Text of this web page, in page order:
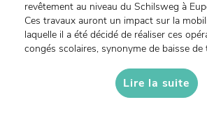
revêtement au niveau du Schilsweg à
Ces travaux auront un impact sur la
laquelle il a été décidé de réaliser ces
congés scolaires, synonyme de baisse de
Lire la suite